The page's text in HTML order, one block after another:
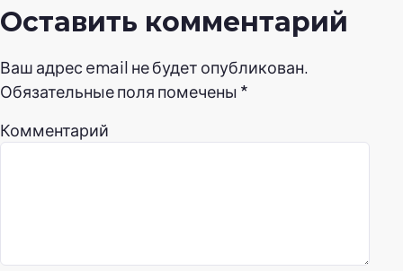
Оставить комментарий
Ваш адрес email не будет опубликован.
Обязательные поля помечены *
Комментарий